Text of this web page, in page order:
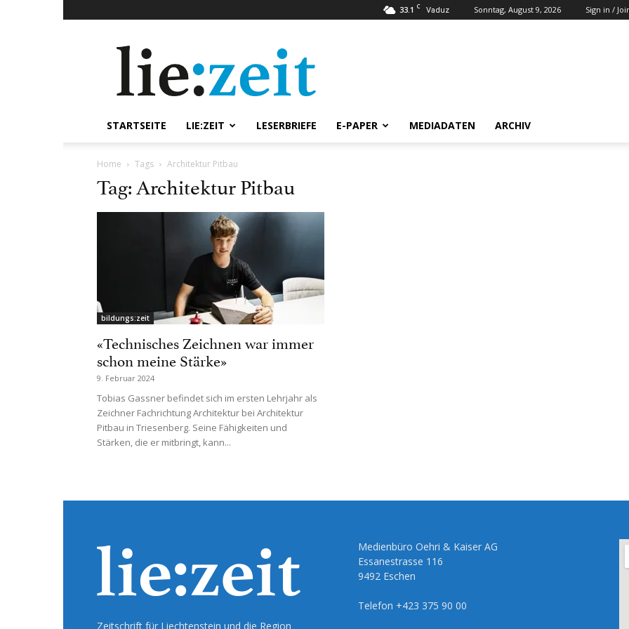
33.1 C Vaduz Sonntag, August 9, 2026 Sign in /
STARTSEITE LIE:ZEIT LESERBRIEFE E-PAPER MEDIADATEN ARCHIV
Home Tags Architektur Pitbau
Tag: Architektur Pitbau
bildungs:zeit
«Technisches Zeichnen war immer
schon meine Stärke»
9. Februar 2024
Tobias Gassner befindet sich im ersten Lehrjahr als
Zeichner Fachrichtung Architektur bei Architektur
Pitbau in Triesenberg. Seine Fähigkeiten und
Stärken, die er mitbringt, kann...
Zeitschrift für Liechtenstein und die Region
Medienbüro Oehri & Kaiser AG
Essanestrasse 116
9492 Eschen
Telefon +423 375 90 00